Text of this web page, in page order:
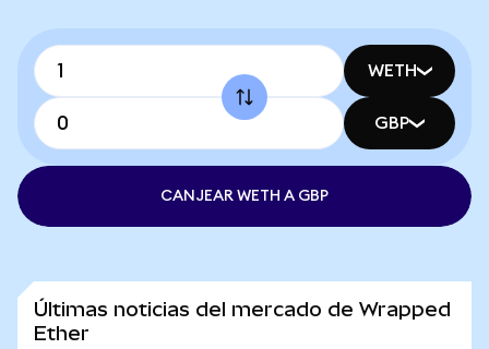
WETH
GBP
CANJEAR WETH A GBP
Últimas noticias del mercado de Wrapped
Ether